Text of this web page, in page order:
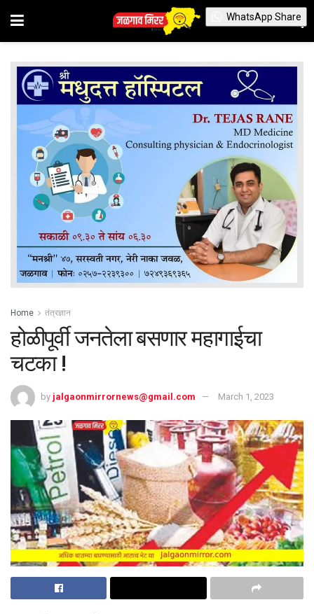
Home तंत्रज्ञान
होळीपूर्वी जनतेला बसणार महागाईचा
चटका !
by jalgaonmirrornews@gmail.com March 1, 2023
WhatsApp Share